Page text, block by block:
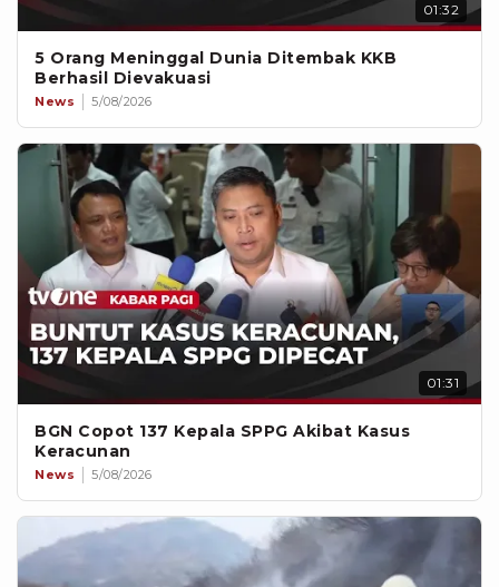
01:32
5 Orang Meninggal Dunia Ditembak KKB
Berhasil Dievakuasi
News 5/08/2026
01:31
BGN Copot 137 Kepala SPPG Akibat Kasus
Keracunan
News 5/08/2026